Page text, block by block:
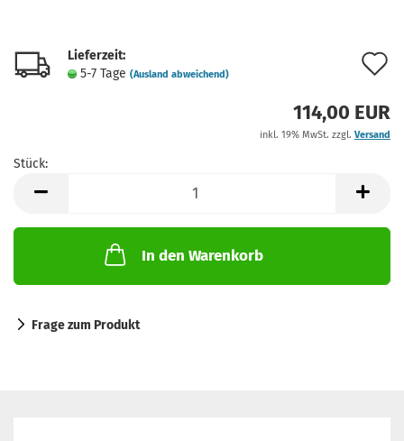
Lieferzeit:
5-7 Tage (Ausland abweichend)
114,00 EUR
inkl. 19% MwSt. zzgl. Versand
Stück:
In den Warenkorb
Frage zum Produkt